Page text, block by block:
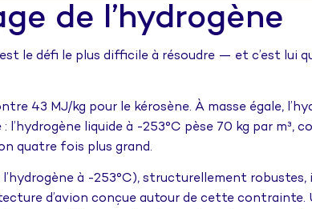
de l’hydrogène
le défi le plus difficile à résoudre — et c’est lui
43 MJ/kg pour le kérosène. À masse égale,
liquide à -253°C pèse 70 kg par m³,
quatre fois plus grand.
à -253°C), structurellement
d’avion conçue autour de cette contrainte.